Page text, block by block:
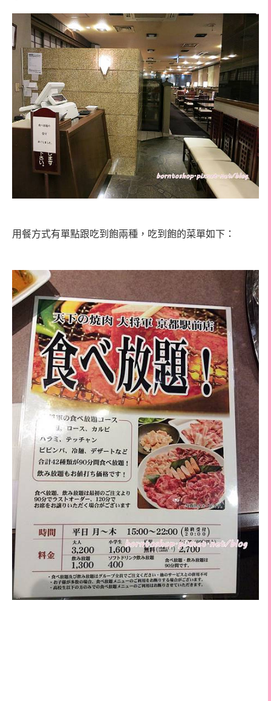
用餐方式有單點跟吃到飽兩種，吃到飽的菜單如下：